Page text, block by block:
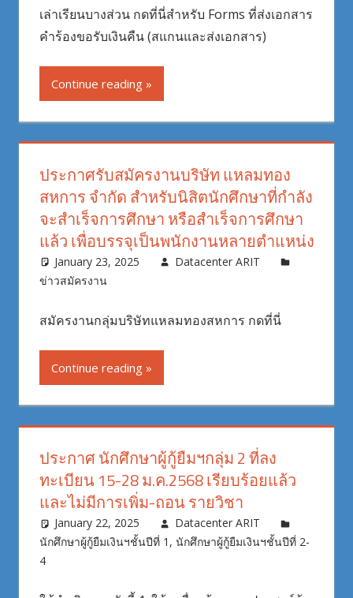
เล่าเรียนบางส่วน กดที่นี่สำหรับ Forms ที่ส่งเอกสาร
คำร้องขอรับเงินคืน (สแกนและส่งเอกสาร)
Continue reading
ประกาศรับสมัครงานบริษัท แหลมทอง
สหการ จำกัด สำหรับนิสิตนักศึกษาที่กำลัง
จะสำเร็จการศึกษา หรือสำเร็จการศึกษา
แล้ว เพื่อบรรจุเป็นพนักงานหลายตำแหน่ง
January 23, 2025
Datacenter ARIT
ข่าวสมัครงาน
สมัครงานกลุ่มบริษัทแหลมทองสหการ กดที่นี่
Continue reading
ประกาศ นักศึกษาผู้กู้ยืมฯกลุ่ม 2 ที่ลง
ทะเบียน 15-28 ม.ค.2568 เรียบร้อยแล้ว
และไม่มีการเพิ่ม-ถอน รายวิชา
January 22, 2025
Datacenter ARIT
นักศึกษาผู้กู้ยืมเงินฯชั้นปีที่ 1 , นักศึกษาผู้กู้ยืมเงินฯชั้นปีที่ 2-
4